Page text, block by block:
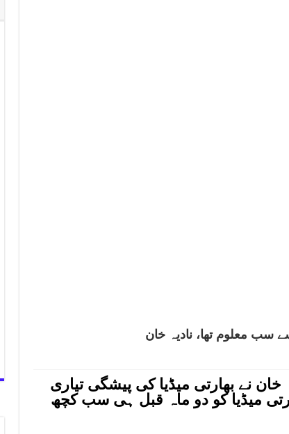
خان نے بھارتی میڈیا کی پیشگی تیاری
میڈیا کو دو ماہ قبل ہی سب کچھ